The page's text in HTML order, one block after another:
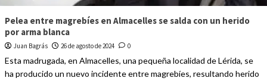
Pelea entre magrebíes en Almacelles se salda con un herido
por arma blanca
Juan Bagrás 26 de agosto de 2024 0
Esta madrugada, en Almacelles, una pequeña localidad de Lérida, se
ha producido un nuevo incidente entre magrebíes, resultando herido